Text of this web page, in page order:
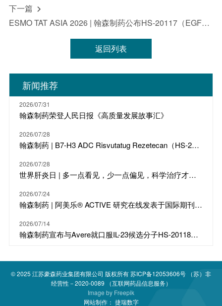
用的类似词语和术语，均表示前瞻性声明。翰森制药不承诺或
保证前瞻性信息的准确性、及时性或完整性，并且不承担更新
或修订这些前瞻性声明的义务。无论是翰森制药还是其任何董
性声明负责，也不对因依赖本新闻稿中提供的信息而产生的任
何损失或损害负责，包括但不限于直接、偶然、间接或惩罚性
的损害。本新闻稿中的所有信息均为发布之日的最新信息。除
而更新或修订此信息的责任。此外，翰森制药保留随时对本新
闻稿全部或部分内容进行更改、修正或终止的权利，恕不另行
（03692.HK）的公告及财务报告。
下一篇 
ESMO TAT ASIA 2026 | 翰森制药公布HS-20117（EGFR/c-MET双特异性抗体）在EGFR ex20ins晚期NSCLC 人群的I期研究数据
返回列表
新闻推荐
2026/07/31
翰森制药荣登人民日报《高质量发展故事汇》
2026/07/28
翰森制药 | B7-H3 ADC Risvutatug Rezetecan（HS-20093）骨肉瘤III期临床ARTEMIS-011达到IRC-PFS主要终点
2026/07/28
世界肝炎日 | 多一点看见，少一点偏见，科学治疗才是打败乙肝的最强答案
2026/07/24
翰森制药 | 阿美乐® ACTIVE 研究在线发表于国际期刊 JTO
2026/07/14
翰森制药宣布与Avere就口服IL-23候选分子HS-20118达成许可合作及战略投资
© 2025 江苏豪森药业集团有限公司 版权所有苏ICP备12053606号 （苏）非
经营性－2020-0089 （互联网药品信息服务）
Image by Freepik
网站制作： 捷瑞数字